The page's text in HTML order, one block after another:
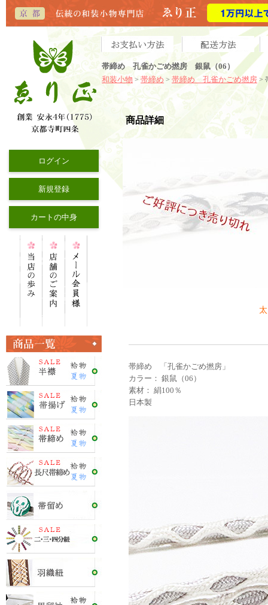
帯締め 孔雀かごめ撚房 銀鼠（06）
和装小物 > 帯締め > 帯締め 孔雀かごめ撚房>
ログイン
新規登録
カートの中身
商品詳細
帯締め 「孔雀かごめ撚房」
カラー： 銀鼠（06）
素材： 絹100％
日本製